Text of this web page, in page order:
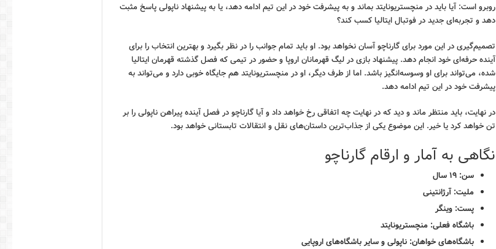
روبرو است: آیا باید در منچستریونایتد بماند و به پیشرفت خود در این تیم ادامه دهد، یا به پیشنهاد ناپولی پاسخ مثبت
دهد و تجربه‌ای جدید در فوتبال ایتالیا کسب کند؟
تصمیم‌گیری در این مورد برای گارناچو آسان نخواهد بود. او باید تمام جوانب را در نظر بگیرد و بهترین انتخاب را برای
آینده حرفه‌ای خود انجام دهد. پیشنهاد بازی در لیگ قهرمانان اروپا و حضور در تیمی که فصل گذشته قهرمان ایتالیا
شده، می‌تواند برای او وسوسه‌انگیز باشد. اما از طرف دیگر، او در منچستریونایتد هم جایگاه خوبی دارد و می‌تواند به
پیشرفت خود در این تیم ادامه دهد.
در نهایت، باید منتظر ماند و دید که در نهایت چه اتفاقی رخ خواهد داد و آیا گارناچو در فصل آینده پیراهن ناپولی را بر
تن خواهد کرد یا خیر. این موضوع یکی از جذاب‌ترین داستان‌های نقل و انتقالات تابستانی خواهد بود.
نگاهی به آمار و ارقام گارناچو
سن: ۱۹ سال
ملیت: آرژانتینی
پست: وینگر
باشگاه فعلی: منچستریونایتد
باشگاه‌های خواهان: ناپولی و سایر باشگاه‌های اروپایی